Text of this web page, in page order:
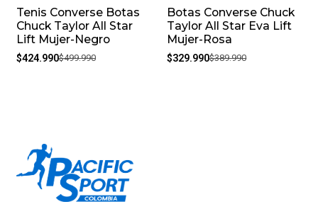
-15%
Tenis Converse Botas
Chuck Taylor All Star
Lift Mujer-Negro
$424.990$499.990
-15%
Botas Converse Chuck
Taylor All Star Eva Lift
Mujer-Rosa
$329.990$389.990